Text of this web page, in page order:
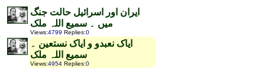
ایران اور اسرائیل حالت جنگ
میں ۔ سمیع اللہ ملک
Views:4799 Replies:0
ایاک نعبدو و ایاک نستعین ۔
سمیع اللہ ملک
Views:4954 Replies:0